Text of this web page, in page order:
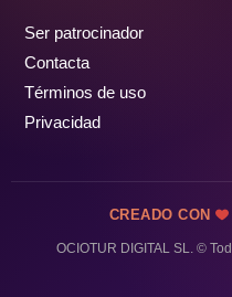
Ser patrocinador
Contacta
Términos de uso
Privacidad
CREADO CON
OCIOTUR DIGITAL SL. ©